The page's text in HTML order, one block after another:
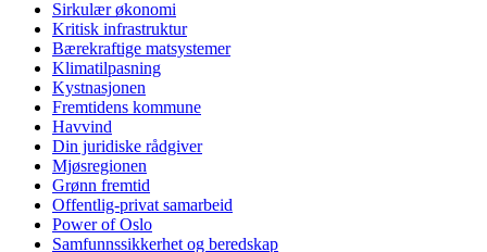
Sirkulær økonomi
Kritisk infrastruktur
Bærekraftige matsystemer
Klimatilpasning
Kystnasjonen
Fremtidens kommune
Havvind
Din juridiske rådgiver
Mjøsregionen
Grønn fremtid
Offentlig-privat samarbeid
Power of Oslo
Samfunnssikkerhet og beredskap